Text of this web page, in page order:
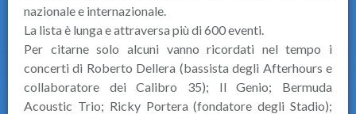
nazionale e internazionale.
La lista è lunga e attraversa più di 600 eventi.
Per citarne solo alcuni vanno ricordati nel tempo i
concerti di Roberto Dellera (bassista degli Afterhours e
collaboratore dei Calibro 35); Il Genio; Bermuda
Acoustic Trio; Ricky Portera (fondatore degli Stadio);